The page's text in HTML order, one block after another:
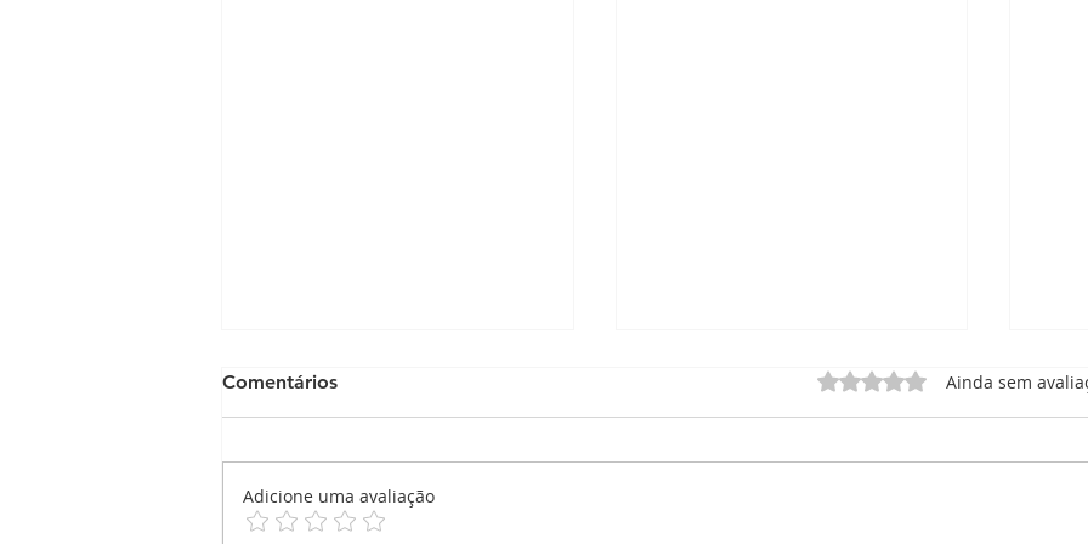
Comentários Avaliado com 0 de 5
Ainda sem
Adicione uma avaliação